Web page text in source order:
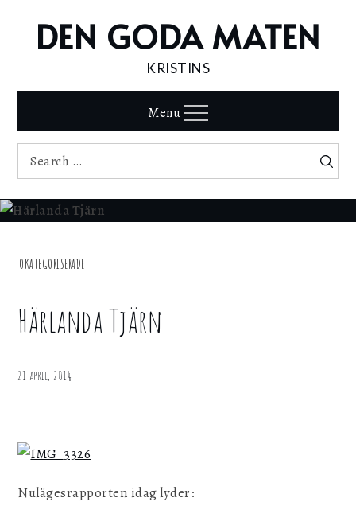
contentDEN GODA MATEN
KRISTINS
Menu
Search
Search
Home
Tjärn
OKATEGORISERADE
Härlanda Tjärn
21 april, 2014
Nulägesrapporten idag lyder: